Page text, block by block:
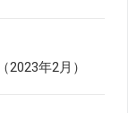
年2月）